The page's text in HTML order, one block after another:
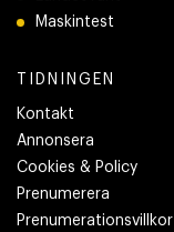
Maskintest
TIDNINGEN
Kontakt
Annonsera
Cookies & Policy
Prenumerera
Prenumerationsvillkor